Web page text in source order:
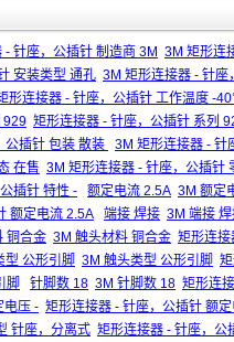
- 针座，公插针 制造商 3M 3M 矩形连
安装类型 通孔 3M 矩形连接器 - 针座
形连接器 - 针座，公插针 工作温度 -
929 矩形连接器 - 针座，公插针 系列
公插针 包装 散装 3M 矩形连接器 - 针
在售 3M 矩形连接器 - 针座，公插针
插针 特性 - 额定电流 2.5A 3M 额定
额定电流 2.5A 端接 焊接 3M 端接
铜合金 3M 触头材料 铜合金 矩形连接
型 公形引脚 3M 触头类型 公形引脚
脚
针脚数 18 3M 针脚数 18 矩形连
电压 - 矩形连接器 - 针座，公插针 额
针座，分离式 矩形连接器 - 针座，公